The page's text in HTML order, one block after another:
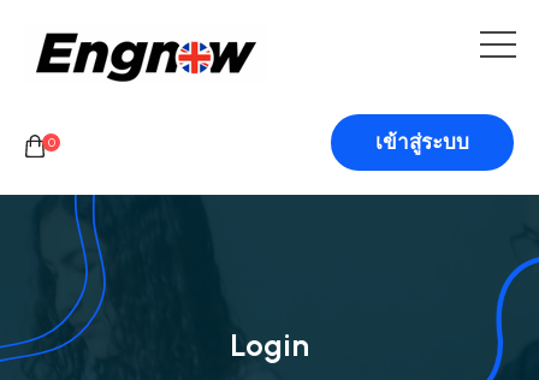
0 เข้าสู่ระบบ
Login